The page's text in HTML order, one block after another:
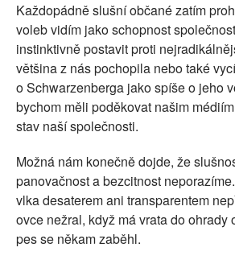
Každopádně slušní občané zatím
voleb vidím jako schopnost
instinktivně postavit proti
většina z nás pochopila nebo také
o Schwarzenberga jako spíše o jeho
bychom měli poděkovat našim
stav naší společnosti.
Možná nám konečně dojde, že
panovačnost a bezcitnost
vlka desaterem ani transparentem
ovce nežral, když má vrata do ohrady
pes se někam zaběhl.